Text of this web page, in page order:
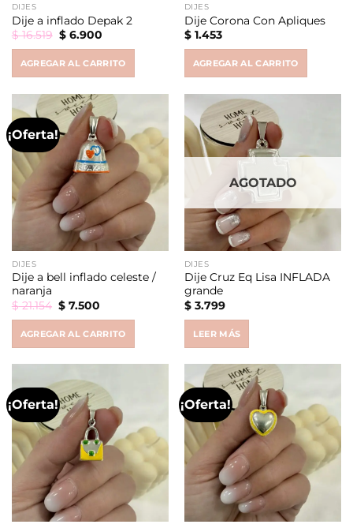
DIJES
Dije a inflado Depak 2
$16.519 Original
price
$ 16.519.
$6.900Current
$ 6.900.
AGREGAR AL CARRITO
DIJES
Dije Corona Con Apliques
$1.453
AGREGAR AL CARRITO
¡Oferta!
DIJES
Dije a bell inflado celeste /
naranja
$21.154 Original
price
$ 21.154.
$7.500Current
$ 7.500.
AGREGAR AL CARRITO
AGOTADO
DIJES
Dije Cruz Eq Lisa INFLADA
grande
$3.799
LEER MÁS
¡Oferta! ¡Oferta!